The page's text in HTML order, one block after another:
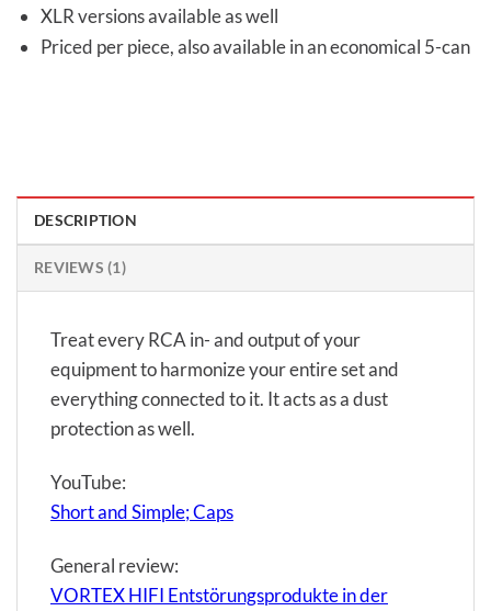
XLR versions available as well
Priced per piece, also available in an economical 5-can
DESCRIPTION
REVIEWS (1)
Treat every RCA in- and output of your
equipment to harmonize your entire set and
everything connected to it. It acts as a dust
protection as well.
YouTube:
Short and Simple; Caps
General review:
VORTEX HIFI Entstörungsprodukte in der